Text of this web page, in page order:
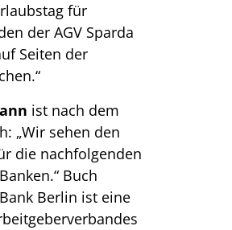
für
der AGV Sparda
Seiten der
ist nach dem
„Wir sehen den
die nachfolgenden
Buch
Berlin ist eine